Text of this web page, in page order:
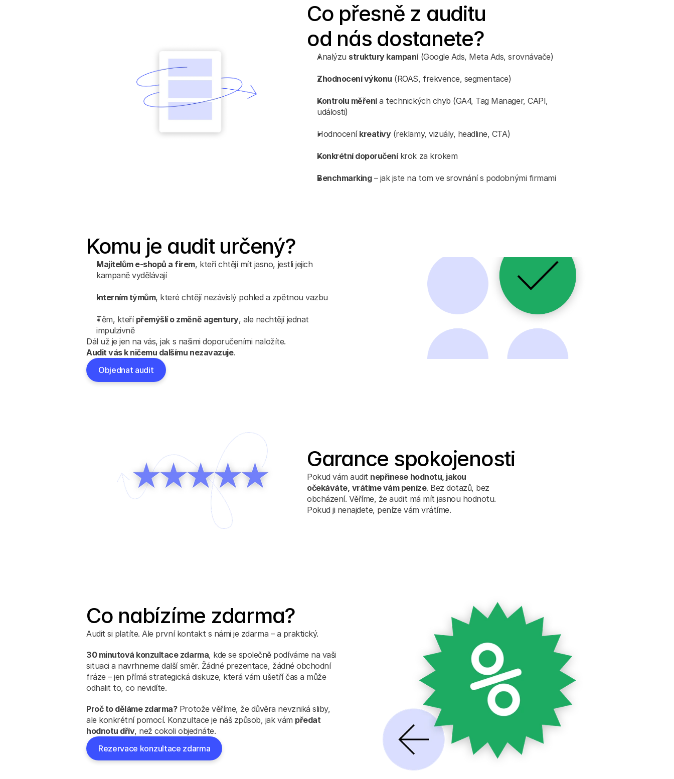
Co přesně z auditu
od nás dostanete?
Analýzu struktury kampaní (Google Ads, Meta Ads, srovnávače)
Zhodnocení výkonu (ROAS, frekvence, segmentace)
Kontrolu měření a technických chyb (GA4, Tag Manager, CAPI,
události)
Hodnocení kreativy (reklamy, vizuály, headline, CTA)
Konkrétní doporučení krok za krokem
Benchmarking – jak jste na tom ve srovnání s podobnými firmami
Komu je audit určený?
Majitelům e‑shopů a firem, kteří chtějí mít jasno, jestli jejich
kampaně vydělávají
Interním týmům, které chtějí nezávislý pohled a zpětnou vazbu
Těm, kteří přemýšlí o změně agentury, ale nechtějí jednat
impulzivně
Dál už je jen na vás, jak s našimi doporučeními naložíte.
Audit vás k ničemu dalšímu nezavazuje.
Objednat audit
Garance spokojenosti
Pokud vám audit nepřinese hodnotu, jakou
očekáváte, vrátíme vám peníze. Bez dotazů, bez
obcházení. Věříme, že audit má mít jasnou hodnotu.
Pokud ji nenajdete, peníze vám vrátíme.
Co nabízíme zdarma?
Audit si platíte. Ale první kontakt s námi je zdarma – a praktický.
30 minutová konzultace zdarma, kde se společně podíváme na vaši
situaci a navrhneme další směr. Žádné prezentace, žádné obchodní
fráze – jen přímá strategická diskuze, která vám ušetří čas a může
odhalit to, co nevidíte.
Proč to děláme zdarma? Protože věříme, že důvěra nevzniká sliby,
ale konkrétní pomocí. Konzultace je náš způsob, jak vám předat
hodnotu dřív, než cokoli objednáte.
Rezervace konzultace zdarma